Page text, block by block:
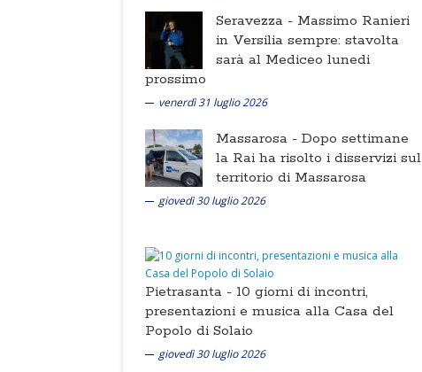
Seravezza - Massimo Ranieri
in Versilia sempre: stavolta
sarà al Mediceo lunedi
prossimo
venerdì 31 luglio 2026
Massarosa - Dopo settimane
la Rai ha risolto i disservizi sul
territorio di Massarosa
giovedì 30 luglio 2026
Pietrasanta - 10 giorni di incontri,
presentazioni e musica alla Casa del
Popolo di Solaio
giovedì 30 luglio 2026